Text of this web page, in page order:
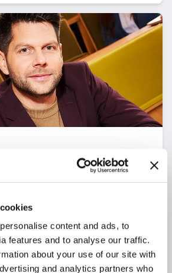
content and ads, to
features and to analyse our traffic.
about your use of our site with
and analytics partners who
Program
ontwikkel je in dit